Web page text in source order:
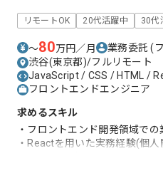
リモートOK 20代活躍中 30代
〜80万円／月 業務委託(
渋谷(東京都)/フルリモート
JavaScript / CSS / HTML /
フロントエンドエンジニア
求めるスキル
・フロントエンド開発領域で
・Reactを用いた実務経験(個